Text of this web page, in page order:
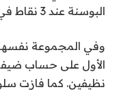
البوسنة عند 3 نقاط في المركز الرابع.
وفي المجموعة
الأول على حساب
نظيفين. كما فازت